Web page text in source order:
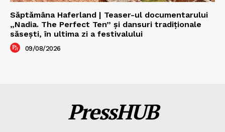
Săptămâna Haferland | Teaser-ul documentarului
„Nadia. The Perfect Ten” şi dansuri tradiţionale
săseşti, în ultima zi a festivalului
09/08/2026
PressHUB